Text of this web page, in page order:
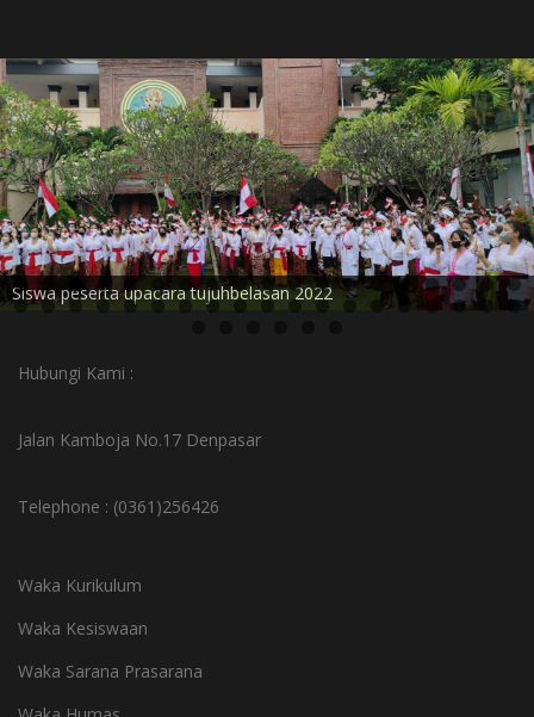
Siswa peserta upacara tujuhbelasan 2022
Hubungi Kami :
Jalan Kamboja No.17 Denpasar
Telephone : (0361)256426
Waka Kurikulum
Waka Kesiswaan
Waka Sarana Prasarana